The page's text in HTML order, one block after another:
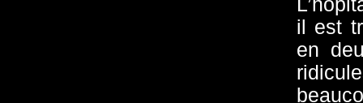
il est
en